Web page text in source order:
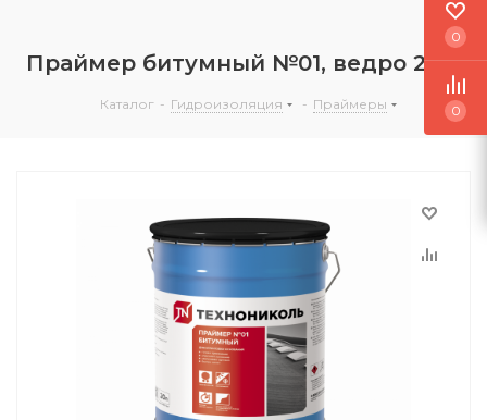
Праймер битумный №01, ведро 20 л
Каталог - Гидроизоляция - Праймеры
0
0